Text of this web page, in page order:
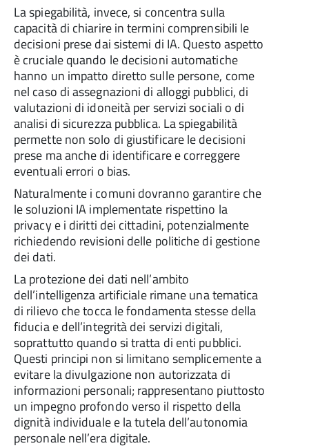
La spiegabilità, invece, si concentra sulla
capacità di chiarire in termini comprensibili le
decisioni prese dai sistemi di IA. Questo aspetto
è cruciale quando le decisioni automatiche
hanno un impatto diretto sulle persone, come
nel caso di assegnazioni di alloggi pubblici, di
valutazioni di idoneità per servizi sociali o di
analisi di sicurezza pubblica. La spiegabilità
permette non solo di giustificare le decisioni
prese ma anche di identificare e correggere
eventuali errori o bias.
Naturalmente i comuni dovranno garantire che
le soluzioni IA implementate rispettino la
privacy e i diritti dei cittadini, potenzialmente
richiedendo revisioni delle politiche di gestione
dei dati.
La protezione dei dati nell’ambito
dell’intelligenza artificiale rimane una tematica
di rilievo che tocca le fondamenta stesse della
fiducia e dell’integrità dei servizi digitali,
soprattutto quando si tratta di enti pubblici.
Questi principi non si limitano semplicemente a
evitare la divulgazione non autorizzata di
informazioni personali; rappresentano piuttosto
un impegno profondo verso il rispetto della
dignità individuale e la tutela dell’autonomia
personale nell’era digitale.